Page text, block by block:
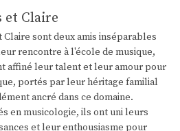
et Claire
Claire sont deux amis inséparables
rencontre à l'école de musique,
affiné leur talent et leur amour pour
portés par leur héritage familial
ancré dans ce domaine.
en musicologie, ils ont uni leurs
et leur enthousiasme pour